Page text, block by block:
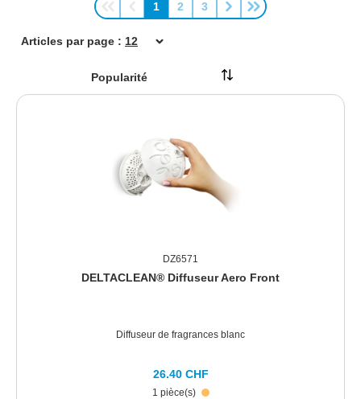
Page
1
Page
2
Page
3
Articles par page :
DZ6571
DELTACLEAN® Diffuseur Aero Front
Diffuseur de fragrances blanc
1 pièce(s)
26.40 CHF